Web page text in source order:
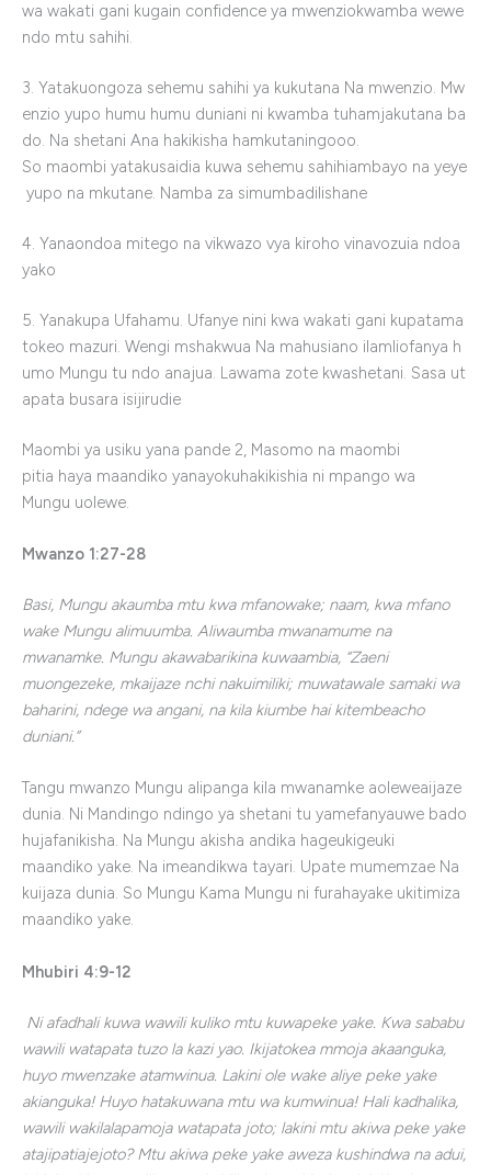
wa wakati gani kugain confidence ya mwenziokwamba wewe
ndo mtu sahihi.
3. Yatakuongoza sehemu sahihi ya kukutana Na mwenzio. Mw
enzio yupo humu humu duniani ni kwamba tuhamjakutana ba
do. Na shetani Ana hakikisha hamkutaningooo.
So maombi yatakusaidia kuwa sehemu sahihiambayo na yeye
yupo na mkutane. Namba za simumbadilishane
4. Yanaondoa mitego na vikwazo vya kiroho vinavozuia ndoa
yako
5. Yanakupa Ufahamu. Ufanye nini kwa wakati gani kupatama
tokeo mazuri. Wengi mshakwua Na mahusiano ilamliofanya h
umo Mungu tu ndo anajua. Lawama zote kwashetani. Sasa ut
apata busara isijirudie
Maombi ya usiku yana pande 2, Masomo na maombi
pitia haya maandiko yanayokuhakikishia ni mpango wa
Mungu uolewe.
Mwanzo 1:27-28
Basi, Mungu akaumba mtu kwa mfanowake; naam, kwa mfano
wake Mungu alimuumba. Aliwaumba mwanamume na
mwanamke. Mungu akawabarikina kuwaambia, “Zaeni
muongezeke, mkaijaze nchi nakuimiliki; muwatawale samaki wa
baharini, ndege wa angani, na kila kiumbe hai kitembeacho
duniani.”
Tangu mwanzo Mungu alipanga kila mwanamke aoleweaijaze
dunia. Ni Mandingo ndingo ya shetani tu yamefanyauwe bado
hujafanikisha. Na Mungu akisha andika hageukigeuki
maandiko yake. Na imeandikwa tayari. Upate mumemzae Na
kuijaza dunia. So Mungu Kama Mungu ni furahayake ukitimiza
maandiko yake.
Mhubiri 4:9-12
Ni afadhali kuwa wawili kuliko mtu kuwapeke yake. Kwa sababu
wawili watapata tuzo la kazi yao. Ikijatokea mmoja akaanguka,
huyo mwenzake atamwinua. Lakini ole wake aliye peke yake
akianguka! Huyo hatakuwana mtu wa kumwinua! Hali kadhalika,
wawili wakilalapamoja watapata joto; lakini mtu akiwa peke yake
atajipatiajejoto? Mtu akiwa peke yake aweza kushindwa na adui,